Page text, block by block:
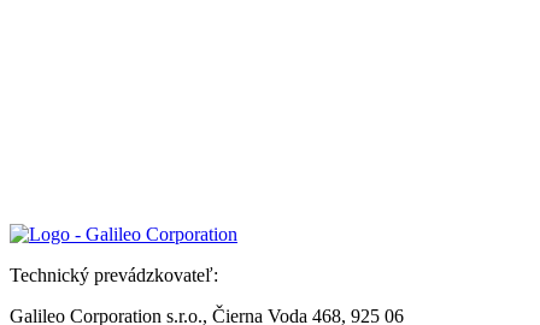
Technický prevádzkovateľ:
Galileo Corporation s.r.o., Čierna Voda 468, 925 06